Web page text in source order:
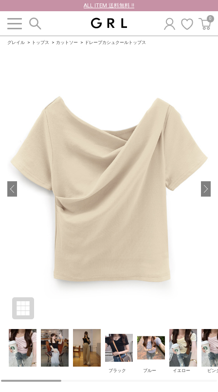
ALL ITEM 送料無料 !!
0
グレイル トップス カットソー ドレープカシュクールトップス
ブラック ブルー イエロー ピン